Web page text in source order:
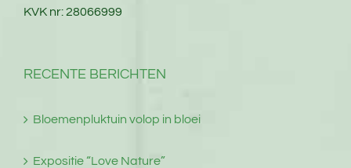
KVK nr: 28066999
RECENTE BERICHTEN
Bloemenpluktuin volop in bloei
Expositie “Love Nature”